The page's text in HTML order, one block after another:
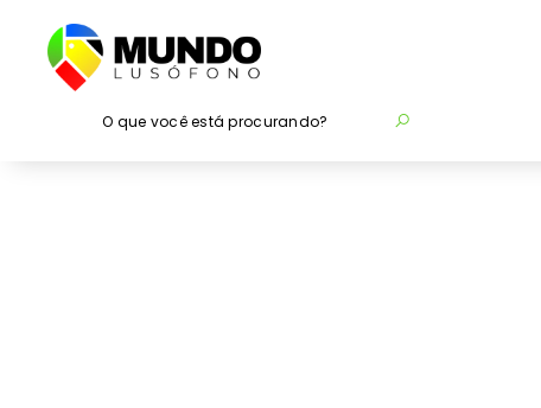
O que você está procurando?